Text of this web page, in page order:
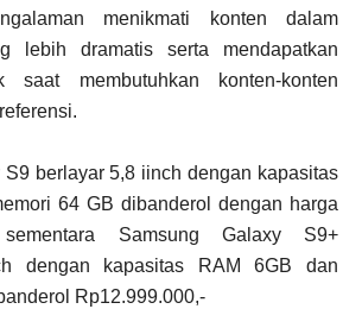
menikmati konten dalam
lebih dramatis serta mendapatkan
saat membutuhkan konten-konten
S9 berlayar 5,8 iinch dengan kapasitas
64 GB dibanderol dengan harga
sementara Samsung Galaxy S9+
dengan kapasitas RAM 6GB dan
Rp12.999.000,-